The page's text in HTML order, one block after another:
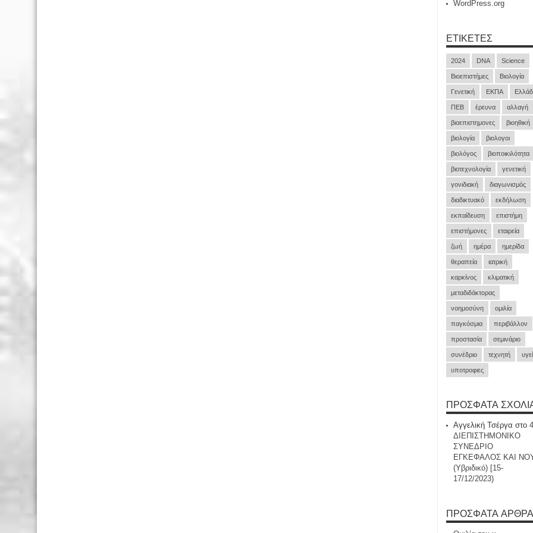
WordPress.org
ΕΤΙΚΈΤΕΣ
2024 DNA Science
Βιοεπιστήμες Βιολογία
Γενετική ΕΚΠΑ
ΠΕΒ έρευνα αλλαγή
βιοεπιστημονες βιοηθική
βιολογία βιολογοι
βιολόγος βιοποικιλότητα
βιοτεχνολογία γενετική
γονιδιακή διαγωνισμός
διαδικτυακό εκδήλωση
εκπαίδευση επιστήμη
επιστήμονες εταιρεία
ζωή ημέρα ημερίδα
θεραπεία ιατρική
καρκίνος κλιματική
μεταδιδάκτορας
νοημοσύνη ομιλία
παγκόσμια περιβάλλον
προστασία σεμινάριο
συνέδριο τεχνητή
υποτροφιες
ΠΡΌΣΦΑΤΑ
Αγγελική Τσέργα στο
ΔΙΕΠΙΣΤΗΜΟΝΙΚΟ
ΣΥΝΕΔΡΙΟ
ΕΓΚΕΦΑΛΟΣ ΚΑΙ
(Υβριδικό) [15-
17/12/2023)
ΠΡΌΣΦΑΤΑ ΆΡΘΡΑ